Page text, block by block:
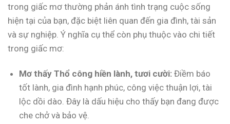
trong giấc mơ thường phản ánh tình trạng cuộc sống
hiện tại của bạn, đặc biệt liên quan đến gia đình, tài sản
và sự nghiệp. Ý nghĩa cụ thể còn phụ thuộc vào chi tiết
trong giấc mơ:
Mơ thấy Thổ công hiền lành, tươi cười: Điềm báo
tốt lành, gia đình hạnh phúc, công việc thuận lợi, tài
lộc dồi dào. Đây là dấu hiệu cho thấy bạn đang được
che chở và bảo vệ.